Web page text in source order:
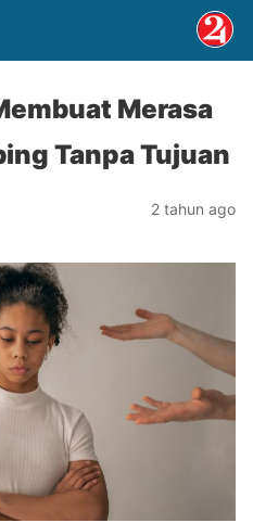
Merasa
Tanpa Tujuan
2 tahun ago